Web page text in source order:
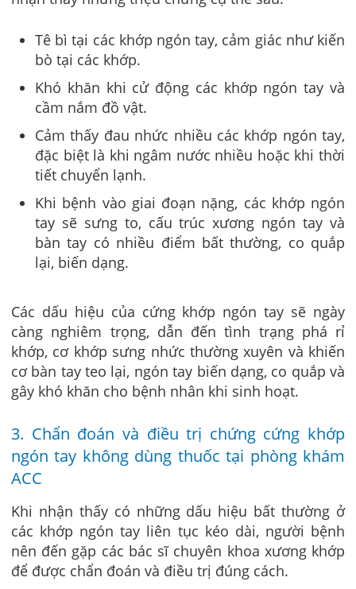
Tê bì tại các khớp ngón tay, cảm giác như kiến
bò tại các khớp.
Khó khăn khi cử động các khớp ngón tay và
cầm nắm đồ vật.
Cảm thấy đau nhức nhiều các khớp ngón tay,
đặc biệt là khi ngâm nước nhiều hoặc khi thời
tiết chuyển lạnh.
Khi bệnh vào giai đoạn nặng, các khớp ngón
tay sẽ sưng to, cấu trúc xương ngón tay và
bàn tay có nhiều điểm bất thường, co quắp
lại, biến dạng.
Các dấu hiệu của cứng khớp ngón tay sẽ ngày
càng nghiêm trọng, dẫn đến tình trạng phá rỉ
khớp, cơ khớp sưng nhức thường xuyên và khiến
cơ bàn tay teo lại, ngón tay biến dạng, co quắp và
gây khó khăn cho bệnh nhân khi sinh hoạt.
3. Chẩn đoán và điều trị chứng cứng khớp
ngón tay không dùng thuốc tại phòng khám
ACC
Khi nhận thấy có những dấu hiệu bất thường ở
các khớp ngón tay liên tục kéo dài, người bệnh
nên đến gặp các bác sĩ chuyên khoa xương khớp
để được chẩn đoán và điều trị đúng cách.